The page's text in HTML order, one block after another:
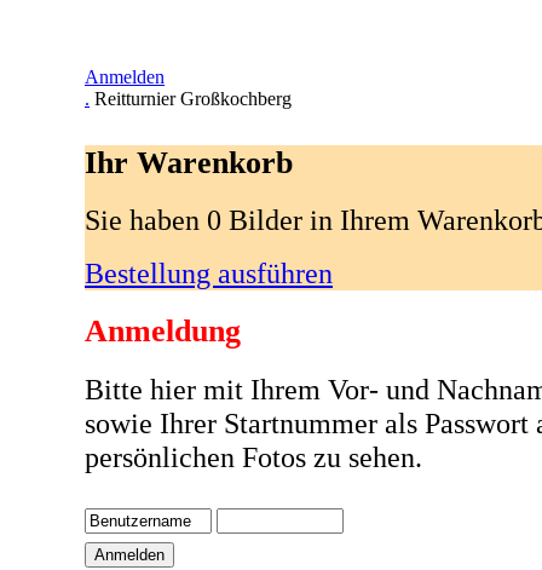
Anmelden
. Reitturnier Großkochberg
Ihr Warenkorb
Sie haben 0 Bilder in Ihrem
Bestellung ausführen
Anmeldung
Bitte hier mit Ihrem Vor- und
sowie Ihrer Startnummer als Passwort
persönlichen Fotos zu sehen.